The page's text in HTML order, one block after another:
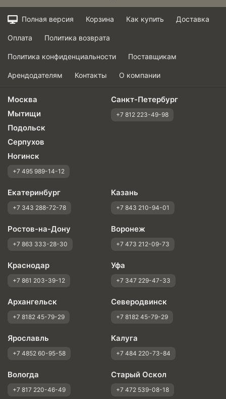
Полная версия Корзина Как купить Доставка
Оплата Политика возврата
Политика конфиденциальности Поставщикам
Арендодателям Контакты О компании
Москва
Мытищи
Подольск
Серпухов
Ногинск
+7 495 989-14-12
Санкт-Петербург
+7 812 223-49-98
Екатеринбург
+7 343 288-72-78
Казань
+7 843 210-94-01
Ростов-на-Дону
+7 863 333-28-30
Воронеж
+7 473 212-09-73
Краснодар
+7 861 203-39-12
Уфа
+7 347 229-47-33
Архангельск
+7 8182 45-79-29
Северодвинск
+7 8182 45-79-29
Ярославль
+7 4852 60-95-58
Калуга
+7 484 220-73-84
Вологда
+7 817 220-46-49
Старый Оскол
+7 472 539-08-18